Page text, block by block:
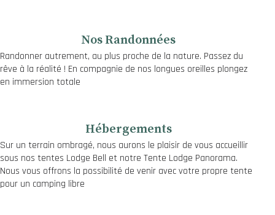
Nos Randonnées
Randonner autrement, au plus proche de la nature. Passez du
rêve à la réalité ! En compagnie de nos longues oreilles plongez
en immersion totale
Hébergements
Sur un terrain ombragé, nous aurons le plaisir de vous accueillir
sous nos tentes Lodge Bell et notre Tente Lodge Panorama.
Nous vous offrons la possibilité de venir avec votre propre tente
pour un camping libre